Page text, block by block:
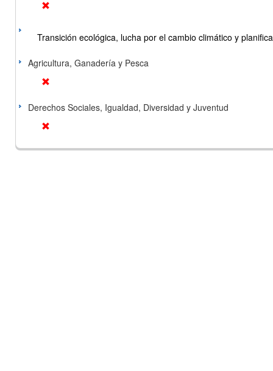
Transición ecológica, lucha por el cambio climático y
Agricultura, Ganadería y Pesca
Derechos Sociales, Igualdad, Diversidad y Juventud